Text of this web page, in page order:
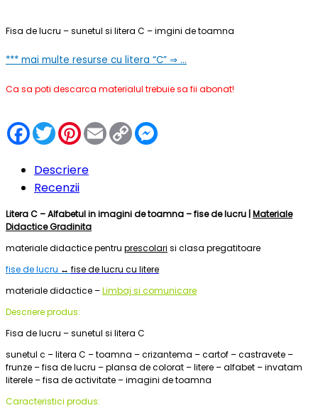
Fisa de lucru – sunetul si litera C – imgini de toamna
*** mai multe resurse cu litera “C” ⇒ …
Ca sa poti descarca materialul trebuie sa fii abonat!
Facebook
TwitterPinterest
EmailCopy
Link
Descriere
Recenzii
Litera C – Alfabetul in imagini de toamna – fise de lucru | Materiale
Didactice Gradinita
materiale didactice pentru prescolari si clasa pregatitoare
fise de lucru ↔ fise de lucru cu litere
materiale didactice –Limbaj si comunicare
Descriere produs:
Fisa de lucru – sunetul si litera C
sunetul c – litera C – toamna – crizantema – cartof – castravete –
frunze – fisa de lucru – plansa de colorat – litere – alfabet – invatam
literele – fisa de activitate – imagini de toamna
Caracteristici produs: